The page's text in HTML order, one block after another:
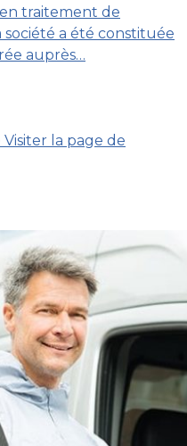
traitement de
société a été constituée
auprès…
Visiter la page de